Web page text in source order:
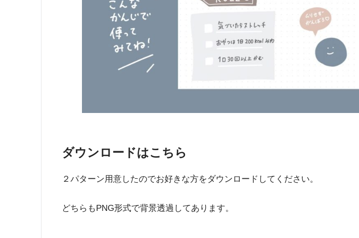
ダウンロードはこちら
２パターン用意したのでお好きな方をダウンロードしてください。
どちらもPNG形式で背景透過してあります。